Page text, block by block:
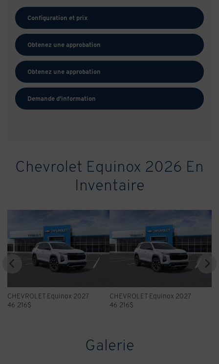
Chevrolet Equinox 2026 En
Inventaire
CHEVROLET Equinox 2027
46 216
CHEVROLET Equinox 2027
45 516
Galerie
Configuration et prix
Obtenez une approbation
Obtenez une approbation
Demande d'information